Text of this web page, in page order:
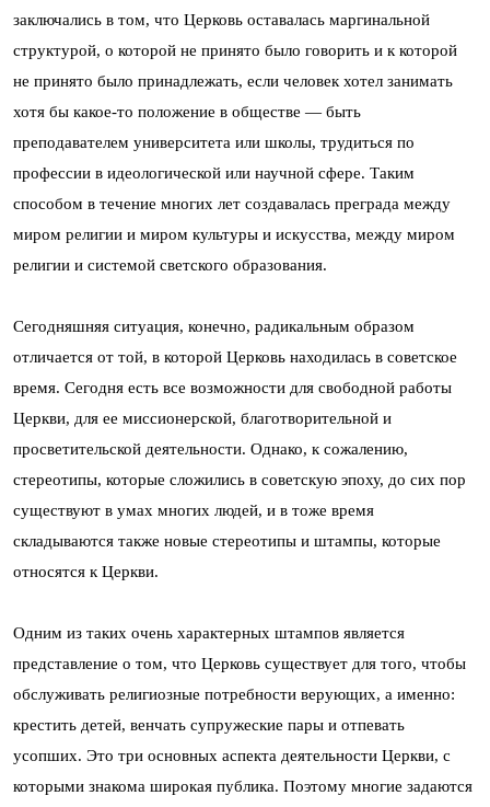
заключались в том, что Церковь оставалась маргинальной
структурой, о которой не принято было говорить и к которой
не принято было принадлежать, если человек хотел занимать
хотя бы какое-то положение в обществе — быть
преподавателем университета или школы, трудиться по
профессии в идеологической или научной сфере. Таким
способом в течение многих лет создавалась преграда между
миром религии и миром культуры и искусства, между миром
религии и системой светского образования.
Сегодняшняя ситуация, конечно, радикальным образом
отличается от той, в которой Церковь находилась в советское
время. Сегодня есть все возможности для свободной работы
Церкви, для ее миссионерской, благотворительной и
просветительской деятельности. Однако, к сожалению,
стереотипы, которые сложились в советскую эпоху, до сих пор
существуют в умах многих людей, и в тоже время
складываются также новые стереотипы и штампы, которые
относятся к Церкви.
Одним из таких очень характерных штампов является
представление о том, что Церковь существует для того, чтобы
обслуживать религиозные потребности верующих, а именно:
крестить детей, венчать супружеские пары и отпевать
усопших. Это три основных аспекта деятельности Церкви, с
которыми знакома широкая публика. Поэтому многие задаются